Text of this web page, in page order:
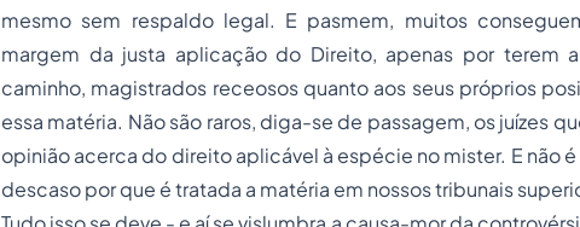
mesmo sem respaldo legal. E pasmem, muitos
margem da justa aplicação do Direito, apenas por terem
caminho, magistrados receosos quanto aos seus próprios
essa matéria. Não são raros, diga-se de passagem, os juízes
opinião acerca do direito aplicável à espécie no mister. E não
descaso por que é tratada a matéria em nossos tribunais